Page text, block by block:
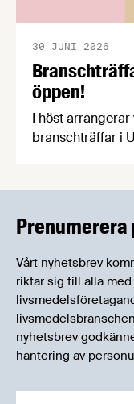
öppen!
30 JUNI 2026
I höst
branschträffar i
Vårt nyhetsbrev
riktar sig till alla
nyhetsbrev
hantering av